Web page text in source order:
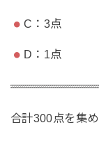
C：3点
D：1点
合計300点を集